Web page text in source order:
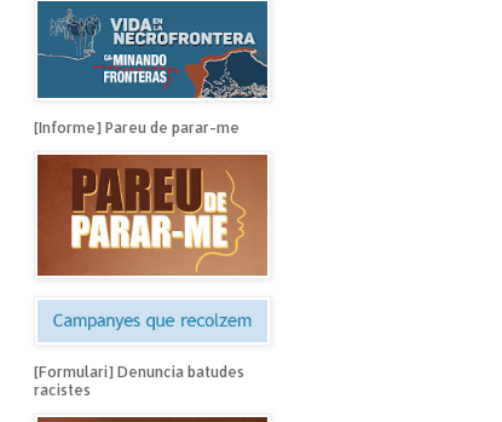
[Informe] Pareu de parar-me
[Formulari] Denuncia batudes
racistes